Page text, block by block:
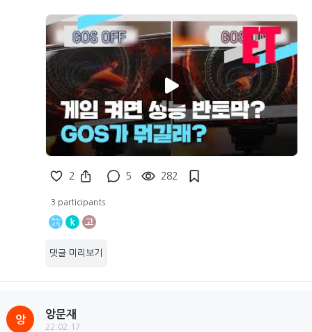
2 5 282
3 participants
k 고
댓글 미리보기
앙
앙문재
22.02.17